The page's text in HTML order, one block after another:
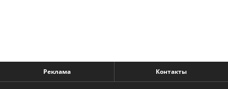
Реклама Контакты